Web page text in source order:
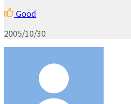
Good
2005/10/30